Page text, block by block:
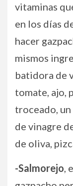
vitaminas
en los días
hacer
mismos
batidora de
tomate, ajo,
troceado, un
de vinagre
de oliva,
-Salmorejo,